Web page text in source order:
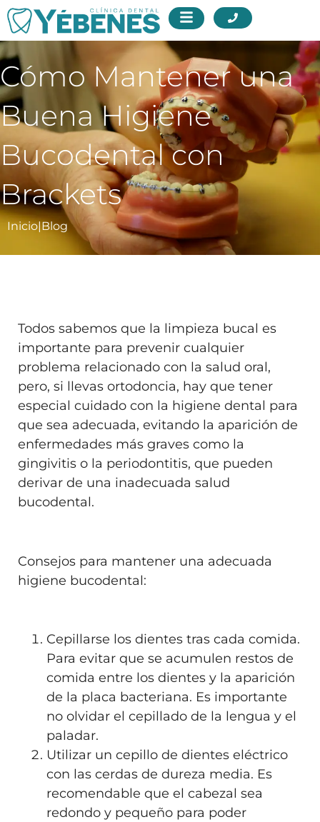
Cómo Mantener una
Buena Higiene
Bucodental con
Brackets
Inicio|Blog
Todos sabemos que la limpieza bucal es
importante para prevenir cualquier
problema relacionado con la salud oral,
pero, si llevas ortodoncia, hay que tener
especial cuidado con la higiene dental para
que sea adecuada, evitando la aparición de
enfermedades más graves como la
gingivitis o la periodontitis, que pueden
derivar de una inadecuada salud
bucodental.
Consejos para mantener una adecuada
higiene bucodental:
Cepillarse los dientes tras cada comida.
Para evitar que se acumulen restos de
comida entre los dientes y la aparición
de la placa bacteriana. Es importante
no olvidar el cepillado de la lengua y el
paladar.
Utilizar un cepillo de dientes eléctrico
con las cerdas de dureza media. Es
recomendable que el cabezal sea
redondo y pequeño para poder